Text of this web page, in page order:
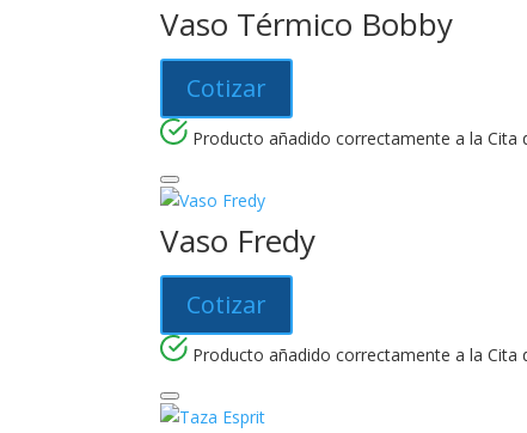
Vaso Térmico Bobby
Cotizar
Producto añadido correctamente a la Cita
Vaso Fredy
Cotizar
Producto añadido correctamente a la Cita